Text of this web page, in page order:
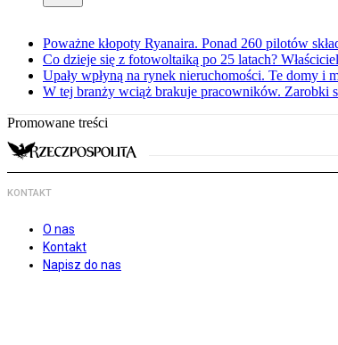
Poważne kłopoty Ryanaira. Ponad 260 pilotów
Co dzieje się z fotowoltaiką po 25 latach?
Upały wpłyną na rynek nieruchomości. Te domy i
W tej branży wciąż brakuje pracowników. Zarobki
Promowane treści
KONTAKT
O nas
Kontakt
Napisz do nas